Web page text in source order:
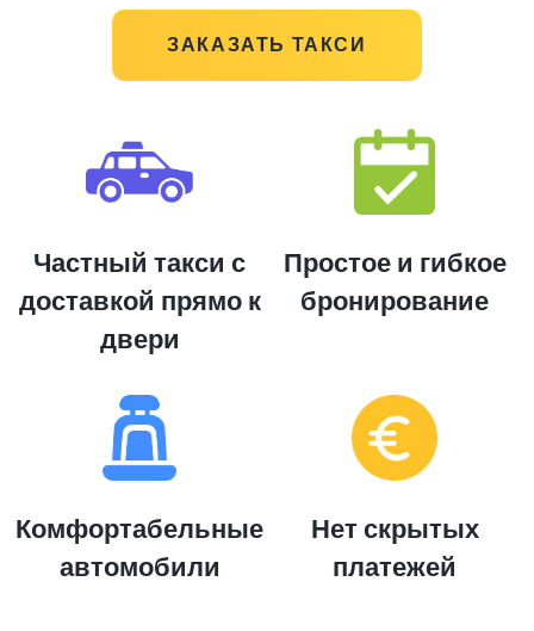
ЗАКАЗАТЬ ТАКСИ
Частный такси с
доставкой прямо к
двери
Простое и гибкое
бронирование
Комфортабельные
автомобили
Нет скрытых
платежей